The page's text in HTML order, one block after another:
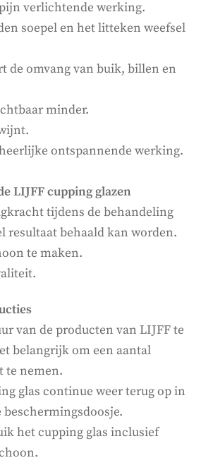
verlichtende werking.
soepel en het litteken weefsel
de omvang van buik, billen en
minder.
ontspannende werking.
LIJFF cupping glazen
tijdens de behandeling
resultaat behaald kan worden.
te maken.
van de producten van LIJFF te
belangrijk om een aantal
te nemen.
glas continue weer terug op in
het cupping glas inclusief